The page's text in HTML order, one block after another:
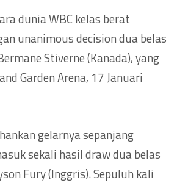
dunia WBC kelas berat
unanimous decision dua belas
Stiverne (Kanada), yang
Garden Arena, 17 Januari
gelarnya sepanjang
sekali hasil draw dua belas
Fury (Inggris). Sepuluh kali